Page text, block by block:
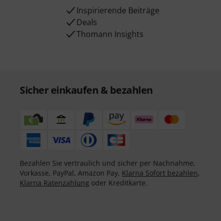
Inspirierende Beiträge
Deals
Thomann Insights
Sicher einkaufen & bezahlen
Bezahlen Sie vertraulich und sicher per Nachnahme,
Vorkasse, PayPal, Amazon Pay, Klarna Sofort bezahlen,
Klarna Ratenzahlung oder Kreditkarte.